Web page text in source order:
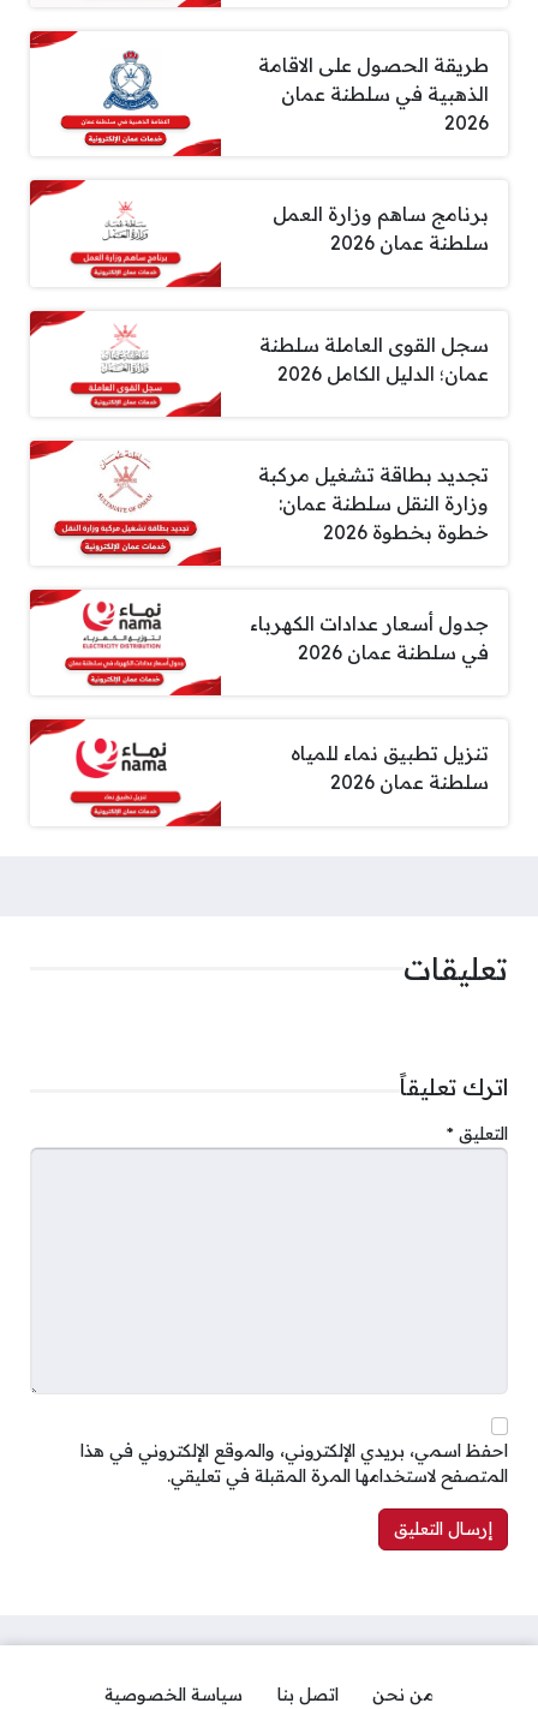
طريقة الحصول على الاقامة
الذهبية في سلطنة عمان
2026
برنامج ساهم وزارة العمل
سلطنة عمان 2026
سجل القوى العاملة سلطنة
عمان؛ الدليل الكامل 2026
تجديد بطاقة تشغيل مركبة
وزارة النقل سلطنة عمان:
خطوة بخطوة 2026
جدول أسعار عدادات الكهرباء
في سلطنة عمان 2026
تنزيل تطبيق نماء للمياه
سلطنة عمان 2026
تعليقات
اترك تعليقاً
التعليق *
احفظ اسمي، بريدي الإلكتروني، والموقع الإلكتروني في هذا
المتصفح لاستخدامها المرة المقبلة في تعليقي.
من نحن اتصل بنا سياسة الخصوصية